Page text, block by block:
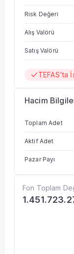
Risk Değeri
Alış Valörü
Satış Valörü
TEFAS'ta
Hacim
Toplam Adet
Aktif Adet
Pazar Payı
Fon Toplam